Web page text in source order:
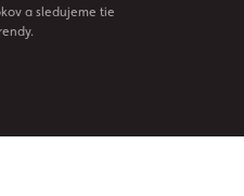
a sledujeme tie